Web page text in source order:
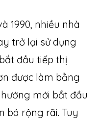
1990, nhiều nhà
trở lại sử dụng
đầu tiếp thị
được làm bằng
mới bắt đầu
bá rộng rãi. Tuy